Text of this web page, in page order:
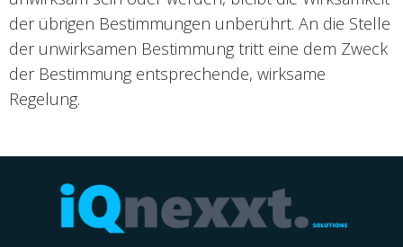
der übrigen Bestimmungen unberührt. An die Stelle
der unwirksamen Bestimmung tritt eine dem Zweck
der Bestimmung entsprechende, wirksame
Regelung.